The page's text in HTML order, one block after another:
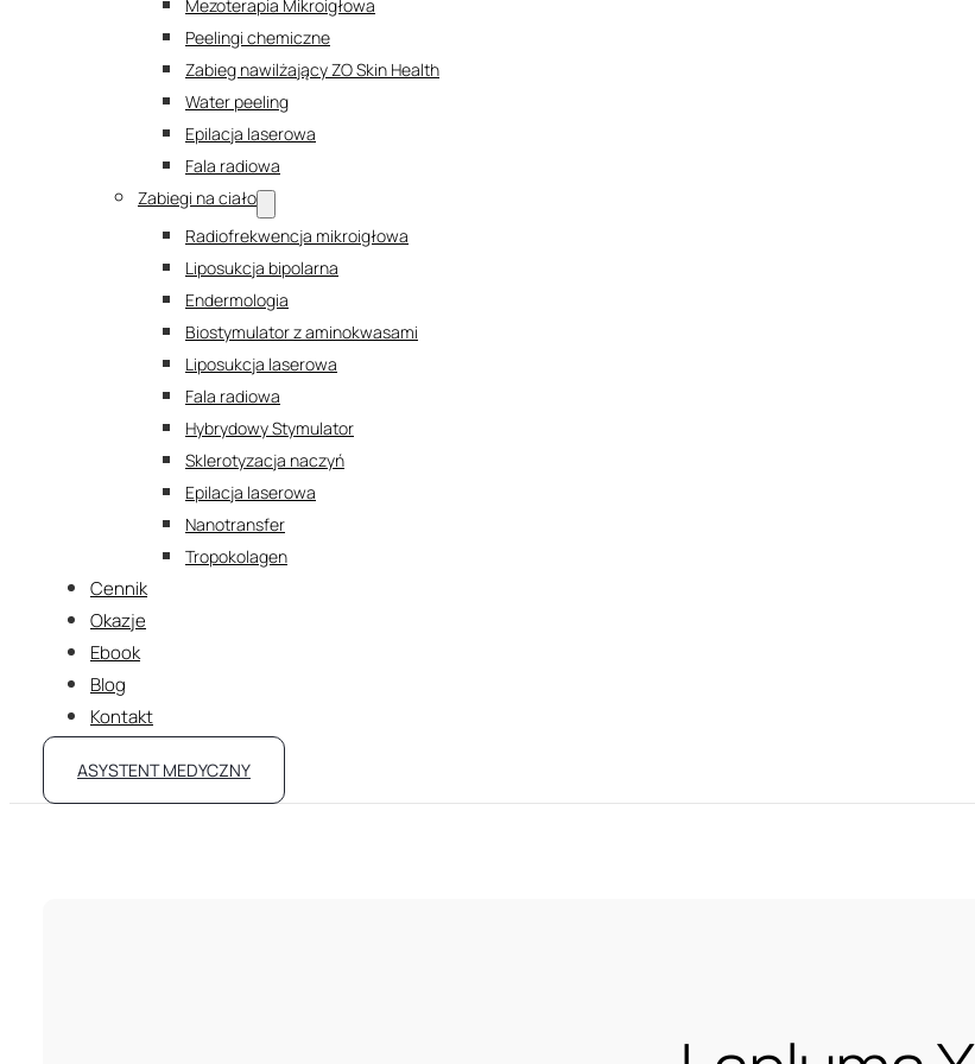
Mezoterapia Mikroigłowa
Peelingi chemiczne
Zabieg nawilżający ZO Skin Health
Water peeling
Epilacja laserowa
Fala radiowa
Zabiegi na ciało
Radiofrekwencja mikroigłowa
Liposukcja bipolarna
Endermologia
Biostymulator z aminokwasami
Liposukcja laserowa
Fala radiowa
Hybrydowy Stymulator
Sklerotyzacja naczyń
Epilacja laserowa
Nanotransfer
Tropokolagen
Cennik
Okazje
Ebook
Blog
Kontakt
ASYSTENT MEDYCZNY